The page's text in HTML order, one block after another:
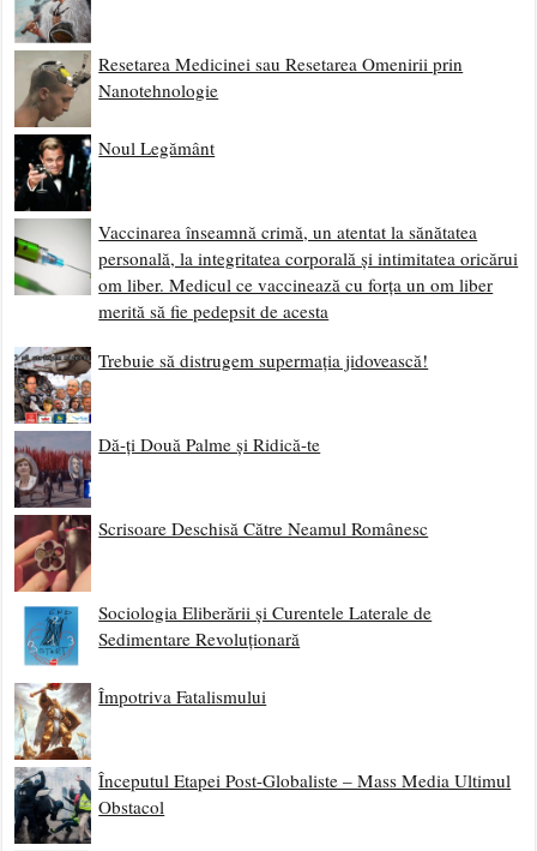
Resetarea Medicinei sau Resetarea Omenirii prin
Nanotehnologie
Noul Legământ
Vaccinarea înseamnă crimă, un atentat la sănătatea
personală, la integritatea corporală și intimitatea oricărui
om liber. Medicul ce vaccinează cu forța un om liber
merită să fie pedepsit de acesta
Trebuie să distrugem supermația jidovească!
Dă-ți Două Palme și Ridică-te
Scrisoare Deschisă Către Neamul Românesc
Sociologia Eliberării și Curentele Laterale de
Sedimentare Revoluționară
Împotriva Fatalismului
Începutul Etapei Post-Globaliste – Mass Media Ultimul
Obstacol